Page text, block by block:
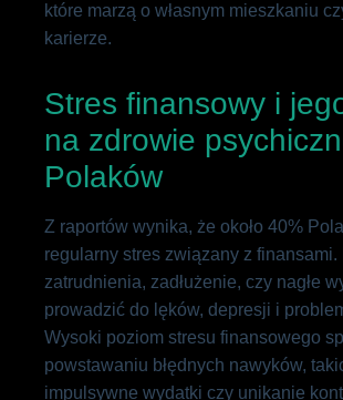
które marzą o własnym mieszkaniu
karierze.
Stres finansowy i
na zdrowie
Polaków
Z raportów wynika, że około 40%
regularny stres związany z
zatrudnienia, zadłużenie, czy nagłe
prowadzić do lęków, depresji i
Wysoki poziom stresu finansowego
powstawaniu błędnych nawyków,
impulsywne wydatki czy unikanie